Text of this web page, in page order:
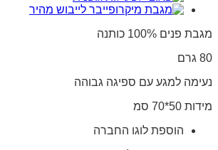
מגבת פנים 100% כותנה
80 גרם
נעימה למגע עם ספיגה גבוהה
מידות 50*70 סמ
הוספת לוגו החברה